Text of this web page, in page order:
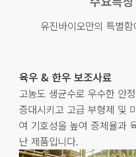
유진바이오만의 특별
육우 & 한우 보조사료
고농도 생균수로 우수한 안
증대시키고 고급 부형제 및
여 기호성을 높여 증체율과
난 제품입니다.